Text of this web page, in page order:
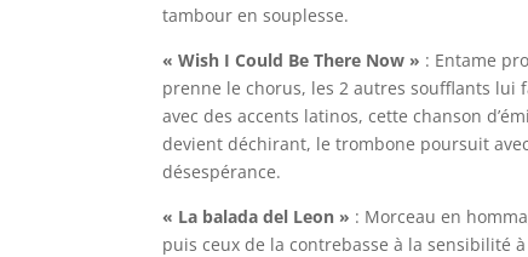
tambour en souplesse.
« Wish I Could Be There Now » : Entame
prenne le chorus, les 2 autres soufflants
avec des accents latinos, cette chanson
devient déchirant, le trombone poursuit
désespérance.
« La balada del Leon » : Morceau en
puis ceux de la contrebasse à la sensibilité